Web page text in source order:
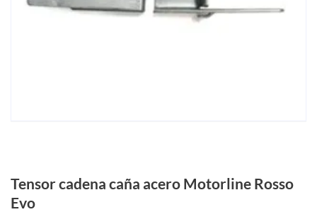
Tensor cadena caña acero Motorline Rosso
Evo